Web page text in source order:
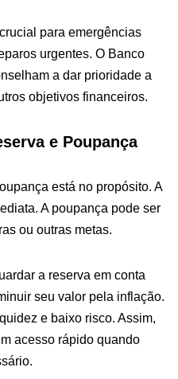
para emergências
urgentes. O Banco
a dar prioridade a
objetivos financeiros.
e Poupança
está no propósito. A
A poupança pode ser
ou outras metas.
a reserva em conta
seu valor pela inflação.
e baixo risco. Assim,
acesso rápido quando